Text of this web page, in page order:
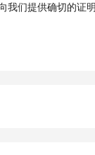
我们提供确切的证